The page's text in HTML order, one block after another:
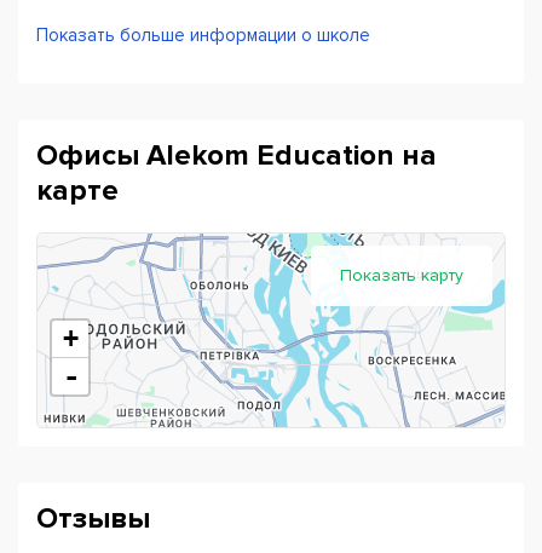
современные методики обучения, которые
украиноязычным учителем
2.Speaking Clubs
Мы проводим для разговорные клубы для того, чтобы
каждый студент, в независимости от возраста и
уровня, мог легко общаться на интересные и
современные темы в дружеской, непринужденной
атмосфере.
Wine tasting - adults
BEER PARTY - adults
Показать больше информации о школе
Офисы Alekom Education на
карте
Показать карту
+
-
Отзывы